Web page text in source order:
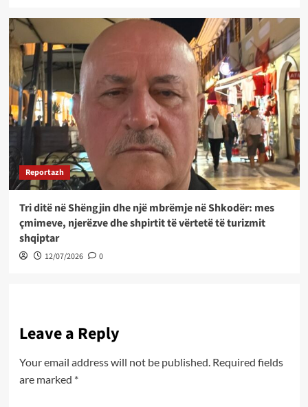
Reportazh
Tri ditë në Shëngjin dhe një mbrëmje në Shkodër: mes
çmimeve, njerëzve dhe shpirtit të vërtetë të turizmit
shqiptar
12/07/2026 0
Leave a Reply
Your email address will not be published. Required fields
are marked *